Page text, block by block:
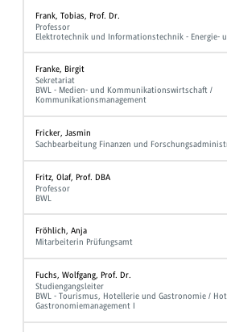
Frank, Tobias, Prof. Dr.
Professor
Elektrotechnik und Informationstechnik - Energie-
Franke, Birgit
Sekretariat
BWL - Medien- und Kommunikationswirtschaft /
Kommunikationsmanagement
Fricker, Jasmin
Sachbearbeitung Finanzen und
Fritz, Olaf, Prof. DBA
Professor
BWL
Fröhlich, Anja
Mitarbeiterin Prüfungsamt
Fuchs, Wolfgang, Prof. Dr.
Studiengangsleiter
BWL - Tourismus, Hotellerie und Gastronomie /
Gastronomiemanagement I